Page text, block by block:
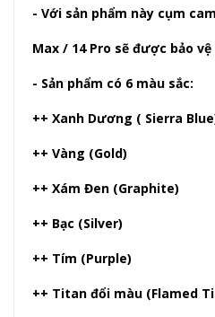
- Với sản phẩm này cụm
Max / 14 Pro sẽ được bảo
- Sản phẩm có 6 màu sắc:
++ Xanh Dương ( Sierra
++ Vàng (Gold)
++ Xám Đen (Graphite)
++ Bạc (Silver)
++ Tím (Purple)
++ Titan đổi màu (Flamed